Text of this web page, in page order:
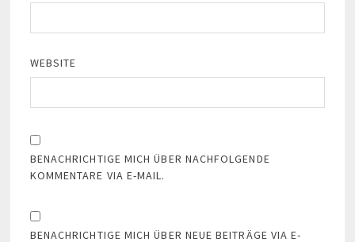
WEBSITE
BENACHRICHTIGE MICH ÜBER NACHFOLGENDE
KOMMENTARE VIA E-MAIL.
BENACHRICHTIGE MICH ÜBER NEUE BEITRÄGE VIA E-